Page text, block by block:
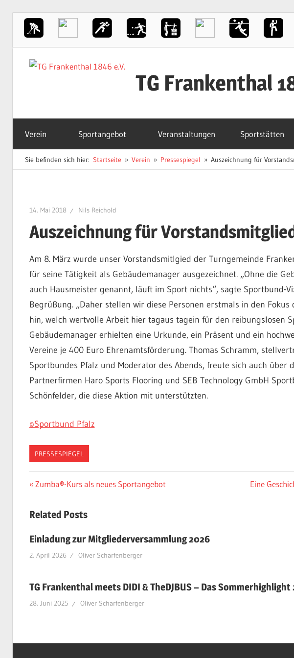
Inhalt
TG Frankenthal
Sportverein
in
Frankenthal
Verein Sportangebot Veranstaltungen Sportstätten
Sie befinden sich hier: Startseite Verein Pressespiegel Auszeichnung für
14. Mai 2018 Nils Reichold
Auszeichnung für
Am 8. März wurde unser Vorstandsmitlgied der Turngemeinde
für seine Tätigkeit als Gebäudemanager ausgezeichnet. „Ohne die
auch Hausmeister genannt, läuft im Sport nichts“, sagte Sportbund-
Begrüßung. „Daher stellen wir diese Personen erstmals in den
hin, welch wertvolle Arbeit hier tagaus tagein für den reibungslosen
Gebäudemanager erhielten eine Urkunde, ein Präsent und ein
Vereine je 400 Euro Ehrenamtsförderung. Thomas Schramm,
Sportbundes Pfalz und Moderator des Abends, freute sich auch über
Partnerfirmen Haro Sports Flooring und SEB Technology GmbH
Schönfelder, die diese Aktion mit unterstützten.
©Sportbund Pfalz
PRESSESPIEGEL
Beitragsnavigation
Vorheriger
Zumba®-Kurs als neues Sportangebot
Nächster
Eine
Related Posts
Einladung zur Mitgliederversammlung 2026
2. April 2026 Oliver Scharfenberger
TG Frankenthal meets DIDI & TheDJBUS – Das Sommerhighlight
28. Juni 2025 Oliver Scharfenberger